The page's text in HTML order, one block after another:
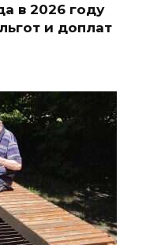
в 2026 году
и доплат